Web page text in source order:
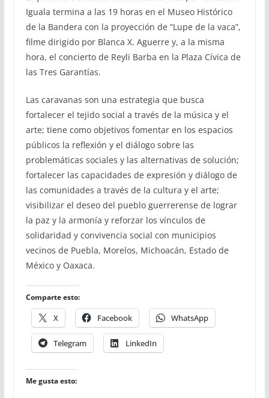
Iguala termina a las 19 horas en el Museo Histórico
de la Bandera con la proyección de “Lupe de la vaca”,
filme dirigido por Blanca X. Aguerre y, a la misma
hora, el concierto de Reyli Barba en la Plaza Cívica de
las Tres Garantías.
Las caravanas son una estrategia que busca
fortalecer el tejido social a través de la música y el
arte; tiene como objetivos fomentar en los espacios
públicos la reflexión y el diálogo sobre las
problemáticas sociales y las alternativas de solución;
fortalecer las capacidades de expresión y diálogo de
las comunidades a través de la cultura y el arte;
visibilizar el deseo del pueblo guerrerense de lograr
la paz y la armonía y reforzar los vínculos de
solidaridad y convivencia social con municipios
vecinos de Puebla, Morelos, Michoacán, Estado de
México y Oaxaca.
Comparte esto:
X Facebook WhatsApp
Telegram LinkedIn
Me gusta esto: